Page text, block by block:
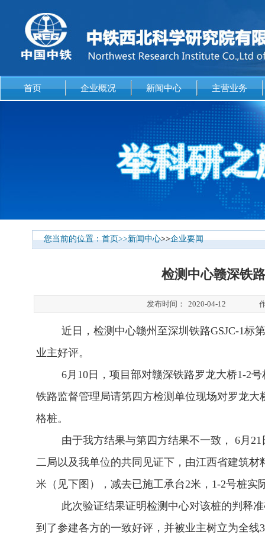
首页 企业概况 新闻中心 主营业务
您当前的位置：首页>>新闻中心>>企业要闻
检测中心赣深铁
发布时间： 2020-04-12
近日，检测中心赣州至深圳铁路GSJC-1标
业主好评。
6月10日，项目部对赣深铁路罗龙大桥1-2
铁路监督管理局请第四方检测单位现场对罗龙
格桩。
由于我方结果与第四方结果不一致， 6月
二局以及我单位的共同见证下，由江西省建筑
米（见下图），减去已施工承台2米，1-2号桩
此次验证结果证明检测中心对该桩的判释
到了参建各方的一致好评，并被业主树立为全线